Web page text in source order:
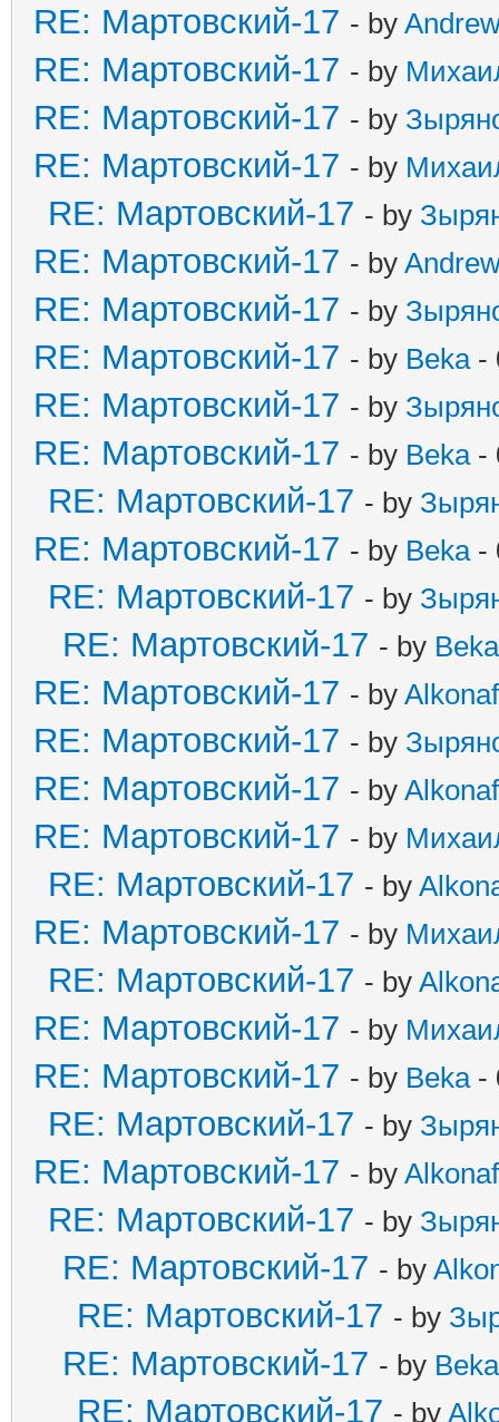
RE: Мартовский-17 - by
RE: Мартовский-17 - by
RE: Мартовский-17 - by
RE: Мартовский-17 - by
RE: Мартовский-17 - by
RE: Мартовский-17 - by
RE: Мартовский-17 - by
RE: Мартовский-17 - by Beka-
RE: Мартовский-17 - by
RE: Мартовский-17 - by Beka-
RE: Мартовский-17 - by
RE: Мартовский-17 - by Beka-
RE: Мартовский-17 - by
RE: Мартовский-17 - by Beka
RE: Мартовский-17 - by
RE: Мартовский-17 - by
RE: Мартовский-17 - by
RE: Мартовский-17 - by
RE: Мартовский-17 - by
RE: Мартовский-17 - by
RE: Мартовский-17 - by
RE: Мартовский-17 - by
RE: Мартовский-17 - by Beka-
RE: Мартовский-17 - by
RE: Мартовский-17 - by
RE: Мартовский-17 - by
RE: Мартовский-17 - by
RE: Мартовский-17 - by
RE: Мартовский-17 - by Beka
RE: Мартовский-17 - by